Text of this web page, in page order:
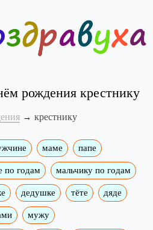
рождения крестнику
крестнику
маме папе
по годам мальчику по годам
дедушке тёте дяде
мужу